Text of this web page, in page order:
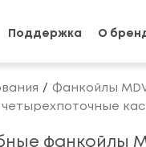
Поддержка О
Фанкойлы
фанкойлы